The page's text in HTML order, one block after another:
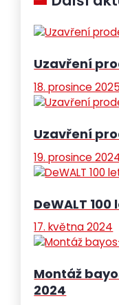
Uzavření
18. prosince 2025
Uzavření
19. prosince
DeWALT
17. května 2024
Montáž
2024